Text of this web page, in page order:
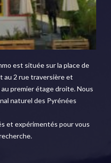
est située sur la place de
au 2 rue traversière et
premier étage droite. Nous
naturel des Pyrénées
et expérimentés pour vous